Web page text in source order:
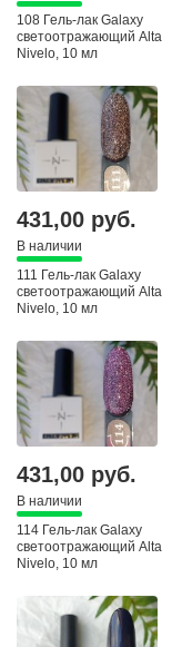
108 Гель-лак Galaxy
светоотражающий Alta
Nivelo, 10 мл
431,00 руб.
В наличии
111 Гель-лак Galaxy
светоотражающий Alta
Nivelo, 10 мл
431,00 руб.
В наличии
114 Гель-лак Galaxy
светоотражающий Alta
Nivelo, 10 мл